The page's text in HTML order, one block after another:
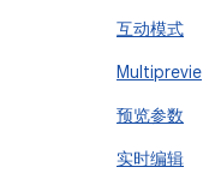
互动模式
Multipreview
预览参数
实时编辑